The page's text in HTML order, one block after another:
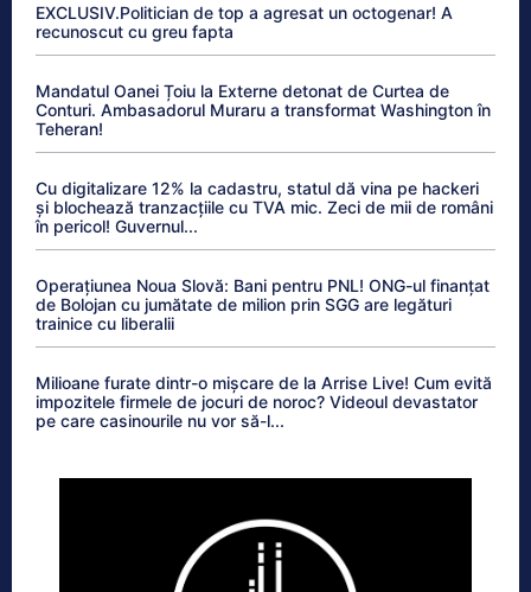
EXCLUSIV.Politician de top a agresat un octogenar! A
recunoscut cu greu fapta
Mandatul Oanei Țoiu la Externe detonat de Curtea de
Conturi. Ambasadorul Muraru a transformat Washington în
Teheran!
Cu digitalizare 12% la cadastru, statul dă vina pe hackeri
și blochează tranzacțiile cu TVA mic. Zeci de mii de români
în pericol! Guvernul...
Operațiunea Noua Slovă: Bani pentru PNL! ONG-ul finanțat
de Bolojan cu jumătate de milion prin SGG are legături
trainice cu liberalii
Milioane furate dintr-o mișcare de la Arrise Live! Cum evită
impozitele firmele de jocuri de noroc? Videoul devastator
pe care casinourile nu vor să-l...